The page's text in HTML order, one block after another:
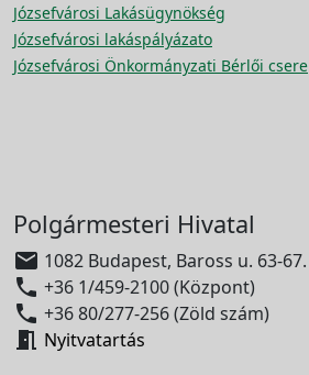
Józsefvárosi Lakásügynökség
Józsefvárosi lakáspályázato
Józsefvárosi Önkormányzati Bérlői csere
Polgármesteri Hivatal
 1082 Budapest, Baross u. 63-67.
 +36 1/459-2100 (Központ)
 +36 80/277-256 (Zöld szám)
 Nyitvatartás